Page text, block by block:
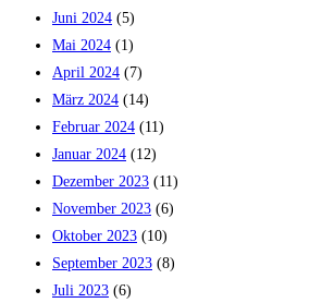
Juni 2024 (5)
Mai 2024 (1)
April 2024 (7)
März 2024 (14)
Februar 2024 (11)
Januar 2024 (12)
Dezember 2023 (11)
November 2023 (6)
Oktober 2023 (10)
September 2023 (8)
Juli 2023 (6)